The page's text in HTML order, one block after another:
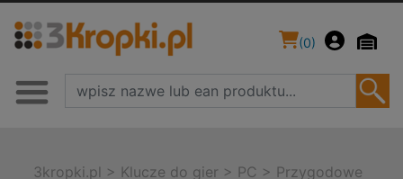
(0)
3kropki.pl > Klucze do gier > PC > Przygodowe